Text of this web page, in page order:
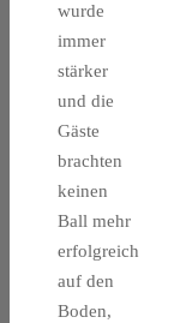
wurde
immer
stärker
und die
Gäste
brachten
keinen
Ball mehr
erfolgreich
auf den
Boden,